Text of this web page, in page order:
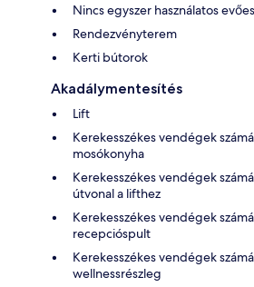
Nincs egyszer használatos
Rendezvényterem
Kerti bútorok
Akadálymentesítés
Lift
Kerekesszékes vendégek
mosókonyha
Kerekesszékes vendégek
útvonal a lifthez
Kerekesszékes vendégek
recepcióspult
Kerekesszékes vendégek
wellnessrészleg